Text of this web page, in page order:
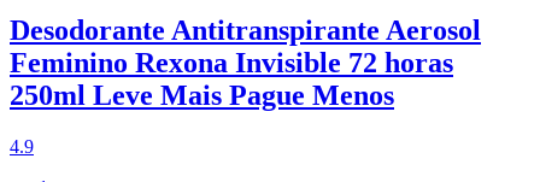
Desodorante Antitranspirante Aerosol
Feminino Rexona Invisible 72 horas
250ml Leve Mais Pague Menos
4.9